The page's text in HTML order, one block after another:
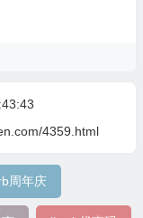
4359.html
周年庆